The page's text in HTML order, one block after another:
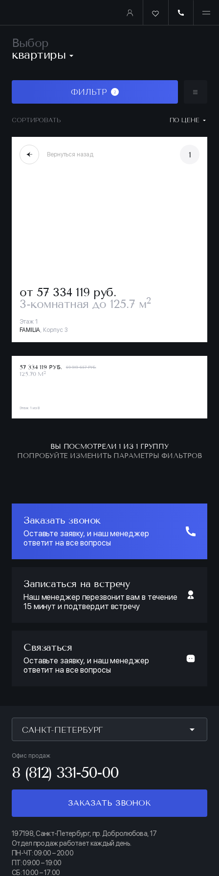
Выбор
квартиры
СОРТИРОВАТЬ ПО ЦЕНЕ
ФИЛЬТР 2
Вернуться назад 1
от 57 334 119 руб.
3-комнатнаядо 125.7 м2
Этаж 1
FAMILIA, Корпус 3
57 334 119 РУБ. 69 919 657 РУБ.
125.70 М2
Этаж 1 из 8
ВЫ ПОСМОТРЕЛИ 1 ИЗ 1 ГРУППУ
ПОПРОБУЙТЕ ИЗМЕНИТЬ ПАРАМЕТРЫ ФИЛЬТРОВ
Заказать звонок
Оставьте заявку, и наш менеджер
ответит на все вопросы
Записаться на встречу
Наш менеджер перезвонит вам в течение
15 минут и подтвердит встречу
Связаться
Оставьте заявку, и наш менеджер
ответит на все вопросы
САНКТ-ПЕТЕРБУРГ
Офис продаж
8 (812) 331-50-00
ЗАКАЗАТЬ ЗВОНОК
197198, Санкт-Петербург, пр. Добролюбова, 17
Отдел продаж работает каждый день.
ПН-ЧТ: 09:00 – 20:00
ПТ: 09:00 – 19:00
СБ: 10:00 – 17:00